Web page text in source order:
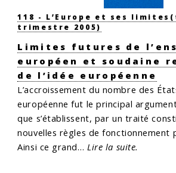
118 - L’Europe et ses limites
trimestre 2005)
Limites futures de
européen et soudaine
de l’idée européenne
L’accroissement du nombre des
européenne fut le principal
que s’établissent, par un traité
nouvelles règles de fonctionnement
Ainsi ce grand… Lire la suite.